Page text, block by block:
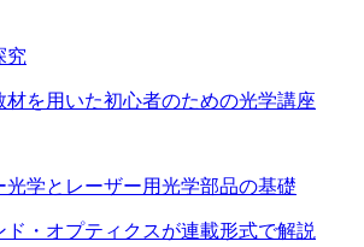
究
材を用いた初心者のための光学講座
光学とレーザー用光学部品の基礎
ド・オプティクスが連載形式で解説